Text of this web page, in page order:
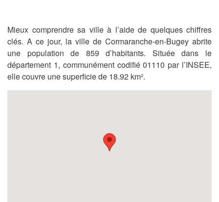
Mieux comprendre sa ville à l’aide de quelques chiffres
clés. A ce jour, la ville de Cormaranche-en-Bugey abrite
une population de 859 d’habitants. Située dans le
département 1, communément codifié 01110 par l’INSEE,
elle couvre une superficie de 18.92 km².